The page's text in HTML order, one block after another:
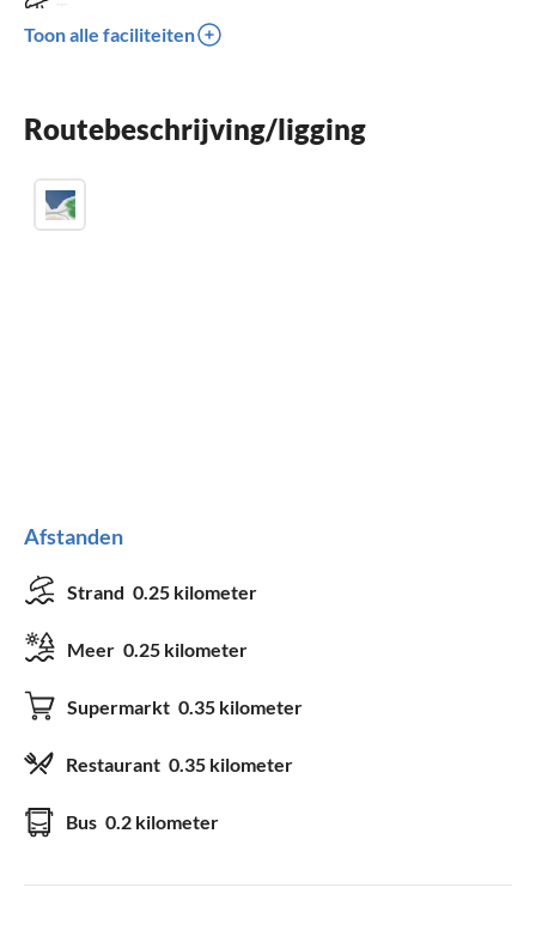
Vaatwasser
Parkeren
Toon alle faciliteiten
Routebeschrijving/ligging
Afstanden
Strand 0.25 kilometer
Meer 0.25 kilometer
Supermarkt 0.35 kilometer
Restaurant 0.35 kilometer
Bus 0.2 kilometer